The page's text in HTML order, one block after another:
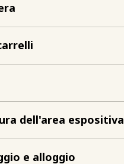
dell'area espositiva
e alloggio